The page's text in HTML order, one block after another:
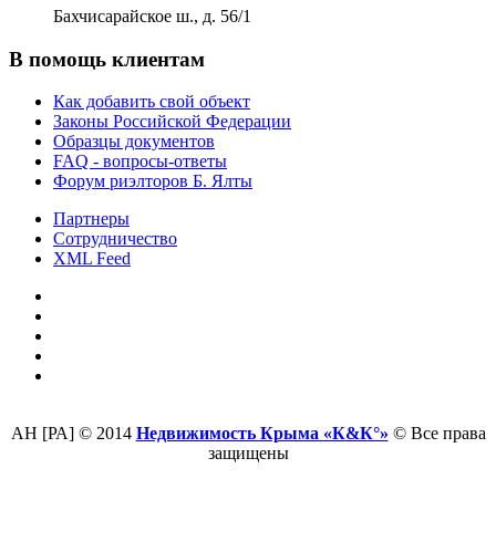
Бахчисарайское ш., д. 56/1
В помощь клиентам
Как добавить свой объект
Законы Российской Федерации
Образцы документов
FAQ - вопросы-ответы
Форум риэлторов Б. Ялты
Партнеры
Сотрудничество
XML Feed
АН [РА] © 2014 Недвижимость Крыма «К&К°» © Все права
защищены